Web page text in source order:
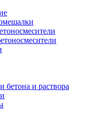
бетона и раствора